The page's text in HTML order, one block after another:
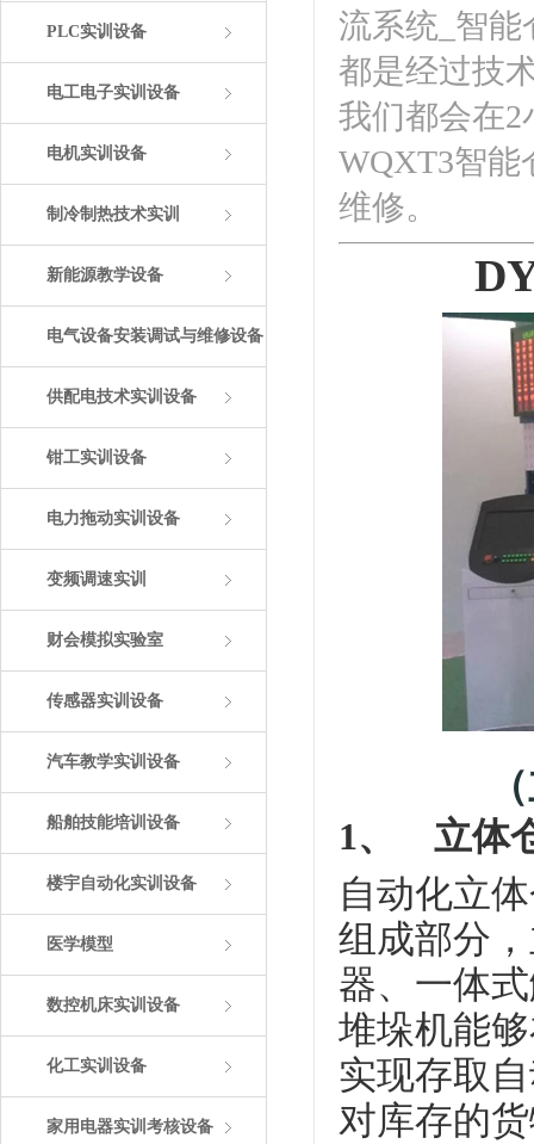
PLC实训设备
电工电子实训设备
电机实训设备
制冷制热技术实训
新能源教学设备
电气设备安装调试与维修设备
供配电技术实训设备
钳工实训设备
电力拖动实训设备
变频调速实训
财会模拟实验室
传感器实训设备
汽车教学实训设备
船舶技能培训设备
楼宇自动化实训设备
医学模型
数控机床实训设备
化工实训设备
家用电器实训考核设备
流系统_智
都是经过技
我们都会在
WQXT3智能
维修。
1、 立体
自动化立
组成部分
器、一体
堆垛机能
实现存取
对库存的